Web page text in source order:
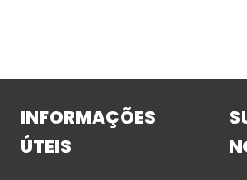
INFORMAÇÕES
ÚTEIS